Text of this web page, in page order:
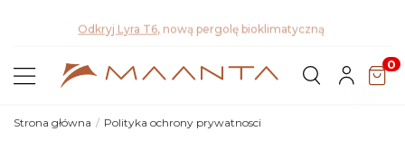
Odkryj Lyra T6, nową pergolę bioklimatyczną
0
Strona główna Polityka ochrony prywatnosci